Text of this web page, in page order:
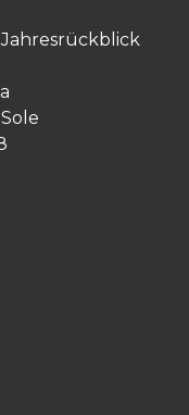
Jahresrückblick